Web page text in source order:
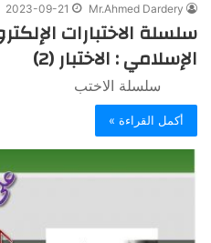
Mr.Ahmed Dardery
2023-09-21
سلسلة الاختبارات
الإسلامي : الاختبار (2)
سلسلة الاختب
أكمل القراءة »